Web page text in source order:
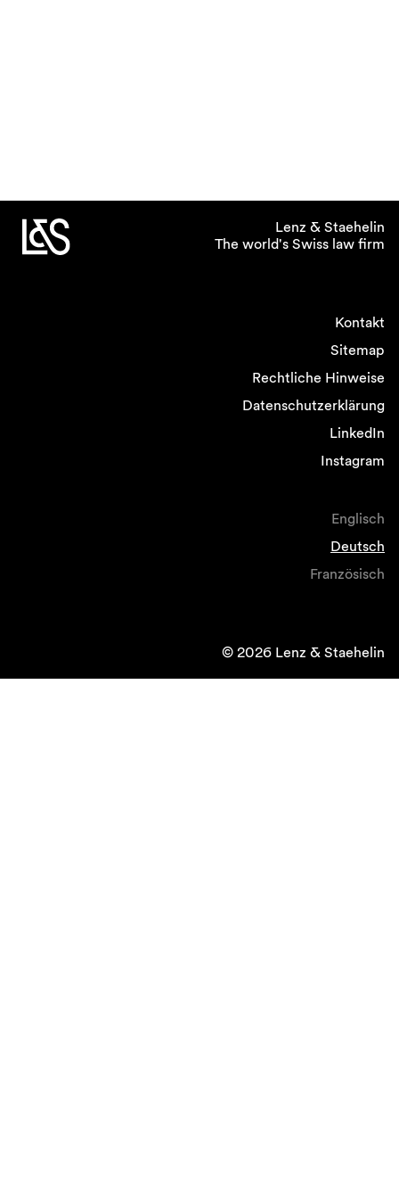
Lenz & Staehelin
The world's Swiss law firm
Kontakt
Sitemap
Rechtliche Hinweise
Datenschutzerklärung
LinkedIn
Instagram
Englisch
Deutsch
Französisch
© 2026 Lenz & Staehelin